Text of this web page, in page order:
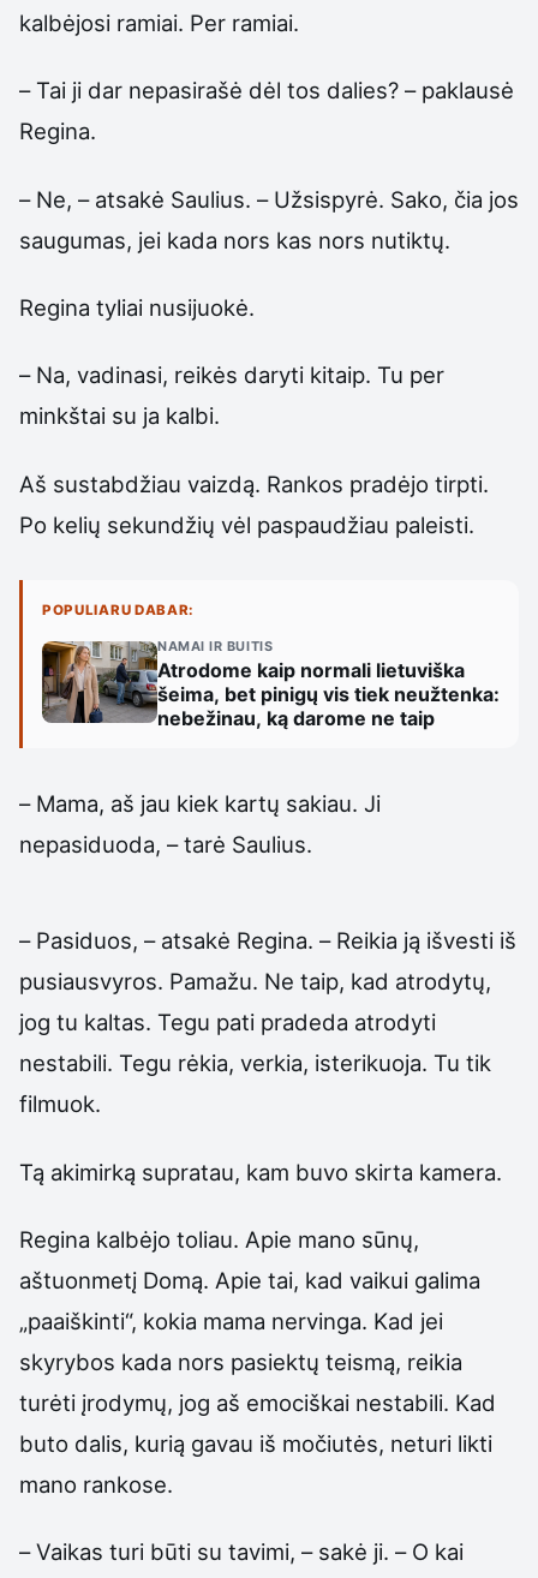
kalbėjosi ramiai. Per ramiai.
– Tai ji dar nepasirašė dėl tos dalies? – paklausė
Regina.
– Ne, – atsakė Saulius. – Užsispyrė. Sako, čia jos
saugumas, jei kada nors kas nors nutiktų.
Regina tyliai nusijuokė.
– Na, vadinasi, reikės daryti kitaip. Tu per
minkštai su ja kalbi.
Aš sustabdžiau vaizdą. Rankos pradėjo tirpti.
Po kelių sekundžių vėl paspaudžiau paleisti.
POPULIARU DABAR:
NAMAI IR BUITIS
Atrodome kaip normali lietuviška
šeima, bet pinigų vis tiek neužtenka:
nebežinau, ką darome ne taip
– Mama, aš jau kiek kartų sakiau. Ji
nepasiduoda, – tarė Saulius.
– Pasiduos, – atsakė Regina. – Reikia ją išvesti iš
pusiausvyros. Pamažu. Ne taip, kad atrodytų,
jog tu kaltas. Tegu pati pradeda atrodyti
nestabili. Tegu rėkia, verkia, isterikuoja. Tu tik
filmuok.
Tą akimirką supratau, kam buvo skirta kamera.
Regina kalbėjo toliau. Apie mano sūnų,
aštuonmetį Domą. Apie tai, kad vaikui galima
„paaiškinti“, kokia mama nervinga. Kad jei
skyrybos kada nors pasiektų teismą, reikia
turėti įrodymų, jog aš emociškai nestabili. Kad
buto dalis, kurią gavau iš močiutės, neturi likti
mano rankose.
– Vaikas turi būti su tavimi, – sakė ji. – O kai